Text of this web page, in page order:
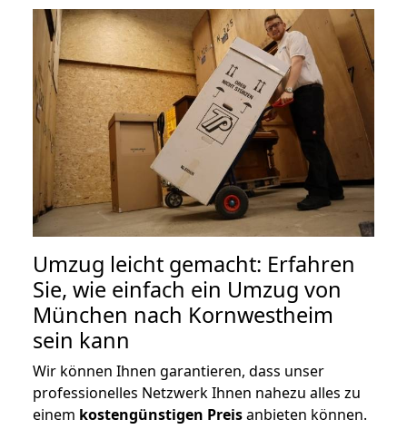
Umzug leicht gemacht: Erfahren
Sie, wie einfach ein Umzug von
München nach Kornwestheim
sein kann
Wir können Ihnen garantieren, dass unser
professionelles Netzwerk Ihnen nahezu alles zu
einem kostengünstigen Preisanbieten können.